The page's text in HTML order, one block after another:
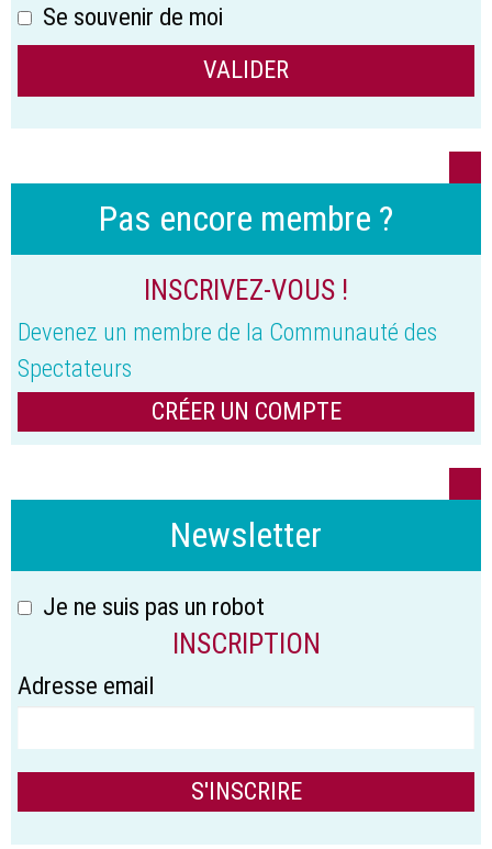
Se souvenir de moi
Pas encore membre ?
INSCRIVEZ-VOUS !
Devenez un membre de la Communauté des
Spectateurs
CRÉER UN COMPTE
Newsletter
Je ne suis pas un robot
INSCRIPTION
Adresse email